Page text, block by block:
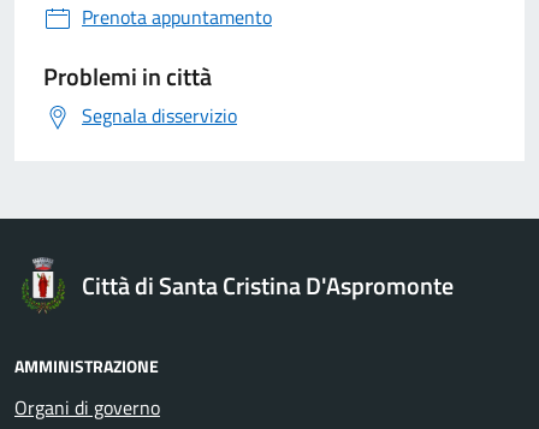
Prenota appuntamento
Problemi in città
Segnala disservizio
Città di Santa Cristina D'Aspromonte
AMMINISTRAZIONE
Organi di governo